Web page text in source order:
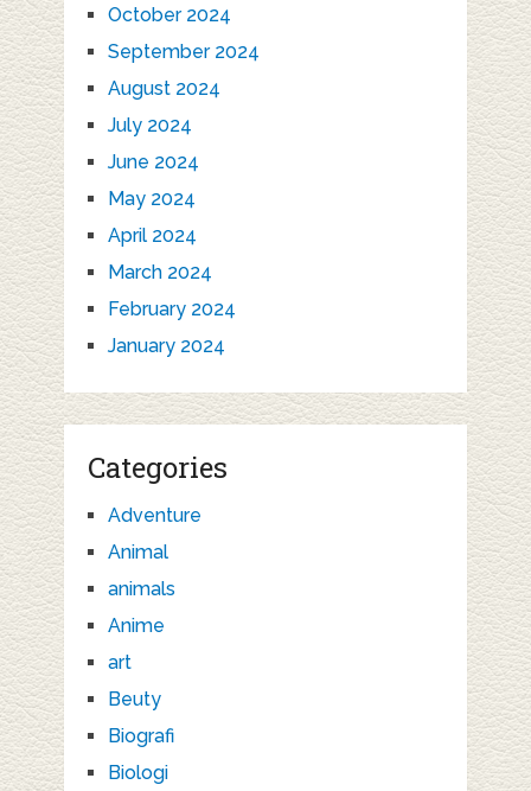
October 2024
September 2024
August 2024
July 2024
June 2024
May 2024
April 2024
March 2024
February 2024
January 2024
Categories
Adventure
Animal
animals
Anime
art
Beuty
Biografi
Biologi